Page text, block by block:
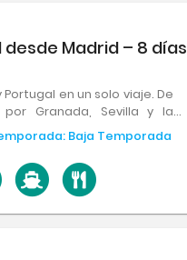
Madrid – 8 días
en un solo viaje. De
Granada, Sevilla y la
únicos te esperan
Baja Temporada